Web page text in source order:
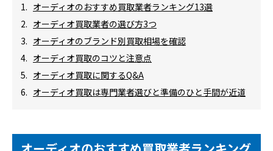
オーディオのおすすめ買取業者ランキング13選
オーディオ買取業者の選び方3つ
オーディオのブランド別買取相場を確認
オーディオ買取のコツと注意点
オーディオ買取に関するQ&A
オーディオ買取は専門業者選びと準備のひと手間が近道